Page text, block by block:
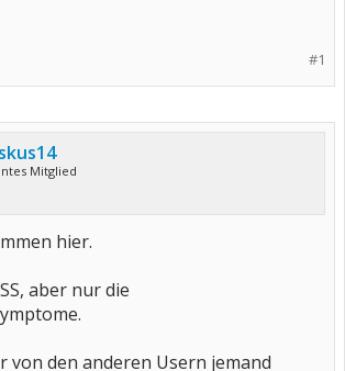
#1
Mitglied
hier.
aber nur die
von den anderen Usern jemand